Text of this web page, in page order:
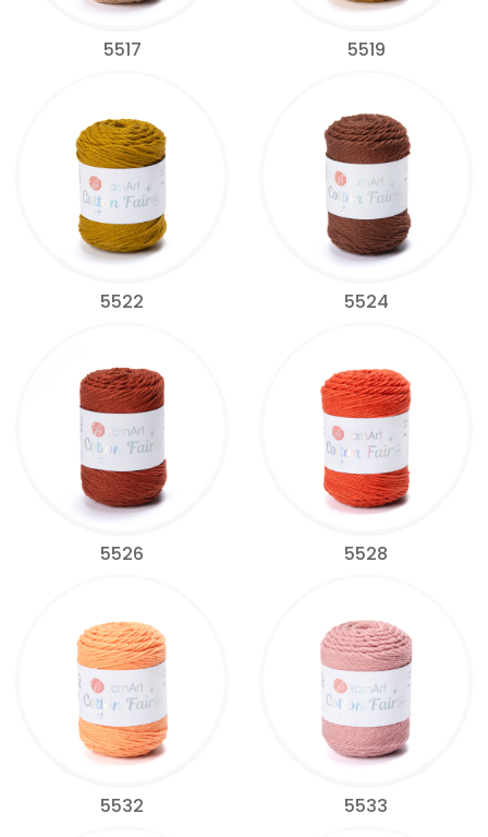
5517 5519
5522 5524
5526 5528
5532 5533